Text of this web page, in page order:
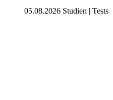
05.08.2026 Studien | Tests